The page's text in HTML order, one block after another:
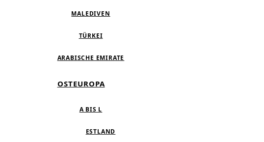
MALEDIVEN
TÜRKEI
ARABISCHE EMIRATE
OSTEUROPA
A BIS L
ESTLAND